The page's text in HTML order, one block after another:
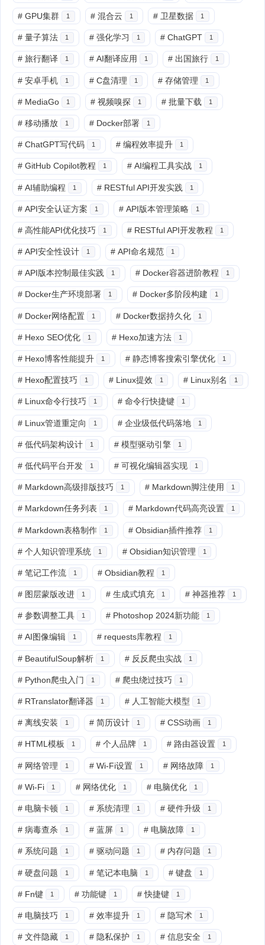
# GPU集群 1 # 混合云 1 # 卫星数据 1
# 量子算法 1 # 强化学习 1 # ChatGPT 1
# 旅行翻译 1 # AI翻译应用 1 # 出国旅行 1
# 安卓手机 1 # C盘清理 1 # 存储管理 1
# MediaGo 1 # 视频嗅探 1 # 批量下载 1
# 移动播放 1 # Docker部署 1
# ChatGPT写代码 1 # 编程效率提升 1
# GitHub Copilot教程 1 # AI编程工具实战 1
# AI辅助编程 1 # RESTful API开发实践 1
# API安全认证方案 1 # API版本管理策略 1
# 高性能API优化技巧 1 # RESTful API开发教程 1
# API安全性设计 1 # API命名规范 1
# API版本控制最佳实践 1 # Docker容器进阶教程 1
# Docker生产环境部署 1 # Docker多阶段构建 1
# Docker网络配置 1 # Docker数据持久化 1
# Hexo SEO优化 1 # Hexo加速方法 1
# Hexo博客性能提升 1 # 静态博客搜索引擎优化 1
# Hexo配置技巧 1 # Linux提效 1 # Linux别名 1
# Linux命令行技巧 1 # 命令行快捷键 1
# Linux管道重定向 1 # 企业级低代码落地 1
# 低代码架构设计 1 # 模型驱动引擎 1
# 低代码平台开发 1 # 可视化编辑器实现 1
# Markdown高级排版技巧 1 # Markdown脚注使用 1
# Markdown任务列表 1 # Markdown代码高亮设置 1
# Markdown表格制作 1 # Obsidian插件推荐 1
# 个人知识管理系统 1 # Obsidian知识管理 1
# 笔记工作流 1 # Obsidian教程 1
# 图层蒙版改进 1 # 生成式填充 1 # 神器推荐 1
# 参数调整工具 1 # Photoshop 2024新功能 1
# AI图像编辑 1 # requests库教程 1
# BeautifulSoup解析 1 # 反反爬虫实战 1
# Python爬虫入门 1 # 爬虫绕过技巧 1
# RTranslator翻译器 1 # 人工智能大模型 1
# 离线安装 1 # 简历设计 1 # CSS动画 1
# HTML模板 1 # 个人品牌 1 # 路由器设置 1
# 网络管理 1 # Wi-Fi设置 1 # 网络故障 1
# Wi-Fi 1 # 网络优化 1 # 电脑优化 1
# 电脑卡顿 1 # 系统清理 1 # 硬件升级 1
# 病毒查杀 1 # 蓝屏 1 # 电脑故障 1
# 系统问题 1 # 驱动问题 1 # 内存问题 1
# 硬盘问题 1 # 笔记本电脑 1 # 键盘 1
# Fn键 1 # 功能键 1 # 快捷键 1
# 电脑技巧 1 # 效率提升 1 # 隐写术 1
# 文件隐藏 1 # 隐私保护 1 # 信息安全 1